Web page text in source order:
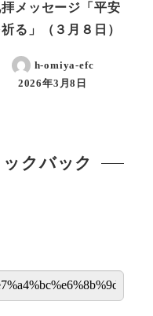
メッセージ「平安
る」（３月８日）
h-omiya-efc
2026年3月8日
クバック